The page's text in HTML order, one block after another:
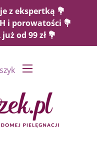
z ekspertką 💐
i porowatości 💐
od 99 zł 💐